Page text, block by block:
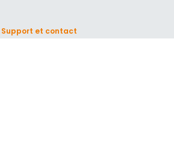
Support et contact